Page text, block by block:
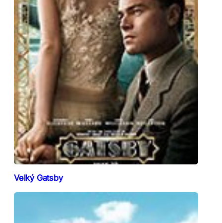
Velký Gatsby